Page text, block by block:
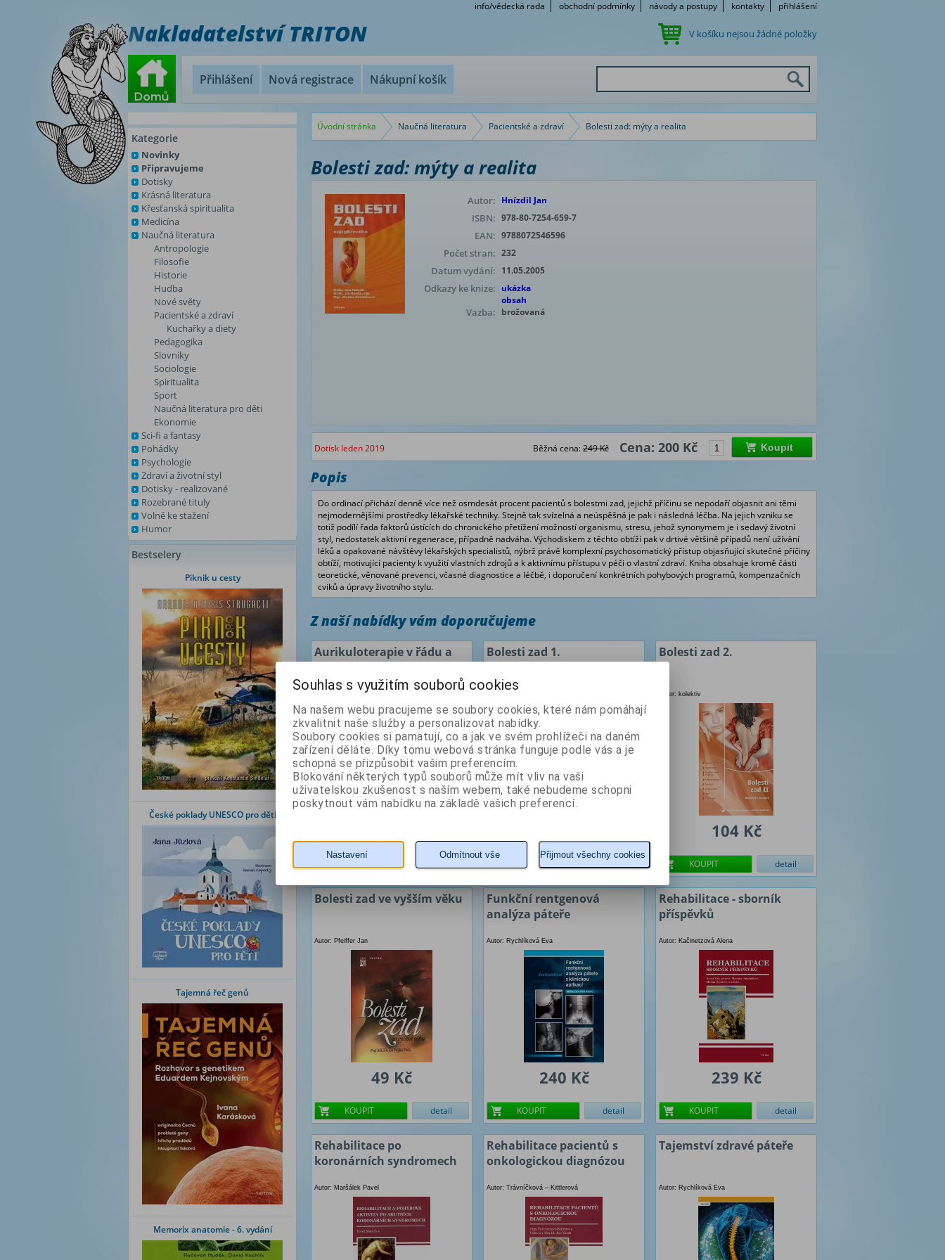
info/vědecká rada obchodní podmínky návody a postupy kontakty přihlášení
Nakladatelství TRITON V košíku nejsou žádné položky
Přihlášení Nová registrace Nákupní košík
Kategorie
Novinky
Připravujeme
Dotisky
Krásná literatura
Křesťanská spiritualita
Medicína
Naučná literatura
Antropologie
Filosofie
Historie
Hudba
Nové světy
Pacientské a zdraví
Kuchařky a diety
Pedagogika
Slovníky
Sociologie
Spiritualita
Sport
Naučná literatura pro děti
Ekonomie
Sci-fi a fantasy
Pohádky
Psychologie
Zdraví a životní styl
Dotisky - realizované
Rozebrané tituly
Volně ke stažení
Humor
Bestselery
Piknik u cesty
České poklady UNESCO pro děti
Tajemná řeč genů
Memorix anatomie - 6. vydání
Úvodní stránka Naučná literatura Pacientské a zdraví Bolesti zad: mýty a realita
Bolesti zad: mýty a realita
Autor: Hnízdil Jan
ISBN: 978-80-7254-659-7
EAN: 9788072546596
Počet stran: 232
Datum vydání: 11.05.2005
Odkazy ke knize: ukázka
obsah
Vazba: brožovaná
Dotisk leden 2019 Běžná cena:249 Kč Cena: 200 Kč Koupit
Popis
Do ordinací přichází denně více než osmdesát procent pacientů s bolestmi zad, jejichž příčinu se nepodaří objasnit ani těmi
nejmodernějšími prostředky lékařské techniky. Stejně tak svízelná a neúspěšná je pak i následná léčba. Na jejich vzniku se
totiž podílí řada faktorů ústících do chronického přetížení možností organismu, stresu, jehož synonymem je i sedavý životní
styl, nedostatek aktivní regenerace, případně nadváha. Východiskem z těchto obtíží pak v drtivé většině případů není užívání
léků a opakované návštěvy lékařských specialistů, nýbrž právě komplexní psychosomatický přístup objasňující skutečné příčiny
obtíží, motivující pacienty k využití vlastních zdrojů a k aktivnímu přístupu v péči o vlastní zdraví. Kniha obsahuje kromě části
teoretické, věnované prevenci, včasné diagnostice a léčbě, i doporučení konkrétních pohybových programů, kompenzačních
cviků a úpravy životního stylu.
Z naší nabídky vám doporučujeme
Aurikuloterapie v řádu a
Autor: Debef Jaroslav
Bolesti zad 1.
KOUPIT detail
Bolesti zad 2.
Autor: kolektiv
104 Kč
KOUPIT detail
Bolesti zad ve vyšším věku
Autor: Pfeiffer Jan
49 Kč
KOUPIT detail
Funkční rentgenová
analýza páteře
Autor: Rychlíková Eva
240 Kč
KOUPIT detail
Rehabilitace - sborník
příspěvků
Autor: Kačinetzová Alena
239 Kč
KOUPIT detail
Rehabilitace po
koronárních syndromech
Autor: Maršálek Pavel
Rehabilitace pacientů s
onkologickou diagnózou
Autor: Trávníčková – Kittlerová
Tajemství zdravé páteře
Autor: Rychlíková Eva
Souhlas s využitím souborů cookies
Na našem webu pracujeme se soubory cookies, které nám pomáhají
zkvalitnit naše služby a personalizovat nabídky.
Soubory cookies si pamatují, co a jak ve svém prohlížeči na daném
zařízení děláte. Díky tomu webová stránka funguje podle vás a je
schopná se přizpůsobit vašim preferencím.
Blokování některých typů souborů může mít vliv na vaši
uživatelskou zkušenost s naším webem, také nebudeme schopni
poskytnout vám nabídku na základě vašich preferencí.
Nastavení Odmítnout vše Přijmout všechny cookies